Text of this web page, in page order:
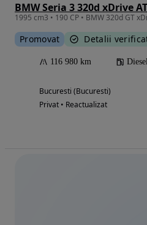
BMW Seria 3 320d xDrive AT
1995 cm3 • 190 CP • BMW 320d GT
Promovat Detalii
116 980 km
Bucuresti (Bucuresti)
Privat • Reactualizat